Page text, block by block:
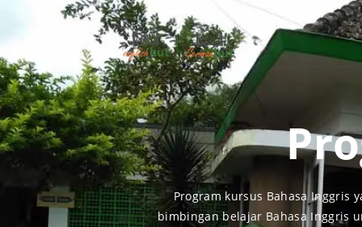
Program kursus Bahasa Inggris
bimbingan belajar Bahasa Inggris